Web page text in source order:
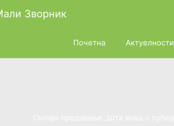
Зворник
Почетна Актуелности